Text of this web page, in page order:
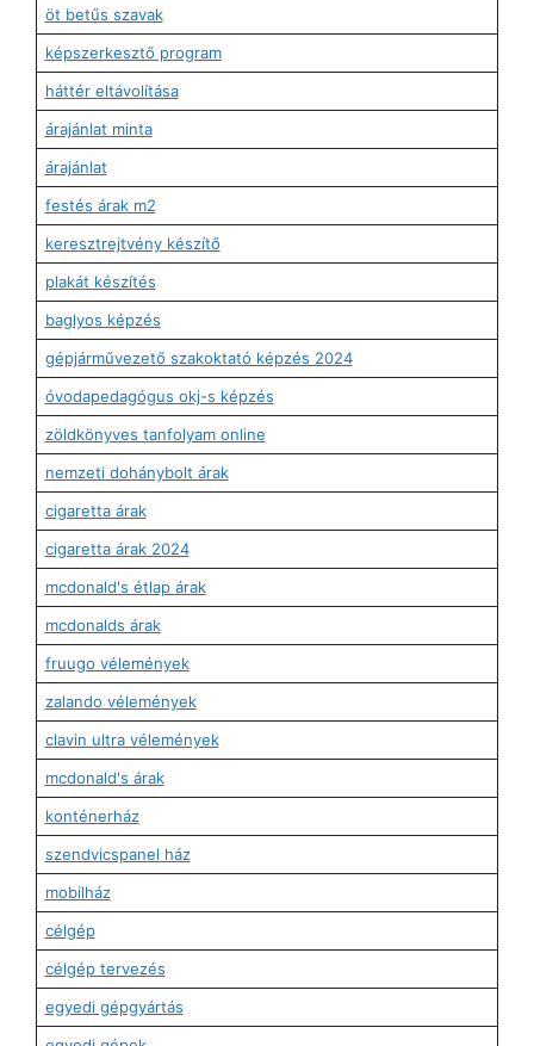
öt betűs szavak
képszerkesztő program
háttér eltávolítása
árajánlat minta
árajánlat
festés árak m2
keresztrejtvény készítő
plakát készítés
baglyos képzés
gépjárművezető szakoktató képzés 2024
óvodapedagógus okj-s képzés
zöldkönyves tanfolyam online
nemzeti dohánybolt árak
cigaretta árak
cigaretta árak 2024
mcdonald's étlap árak
mcdonalds árak
fruugo vélemények
zalando vélemények
clavin ultra vélemények
mcdonald's árak
konténerház
szendvicspanel ház
mobilház
célgép
célgép tervezés
egyedi gépgyártás